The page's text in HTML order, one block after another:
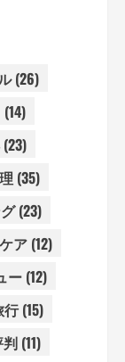
(26)
(14)
(23)
(35)
(23)
ア(12)
ー(12)
行(15)
(11)